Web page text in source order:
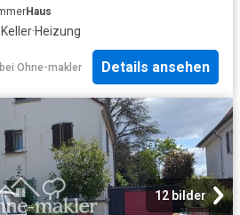
Haus
Keller·Heizung
bei Ohne-makler Details ansehen
12 bilder